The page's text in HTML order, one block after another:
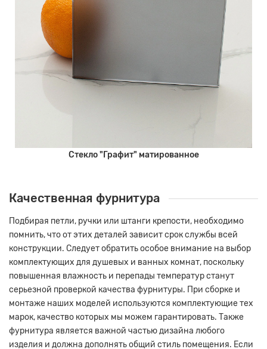
Стекло "Графит" матированное
Качественная фурнитура
Подбирая петли, ручки или штанги крепости, необходимо
помнить, что от этих деталей зависит срок службы всей
конструкции. Следует обратить особое внимание на выбор
комплектующих для душевых и ванных комнат, поскольку
повышенная влажность и перепады температур станут
серьезной проверкой качества фурнитуры. При сборке и
монтаже наших моделей используются комплектующие тех
марок, качество которых мы можем гарантировать. Также
фурнитура является важной частью дизайна любого
изделия и должна дополнять общий стиль помещения. Если